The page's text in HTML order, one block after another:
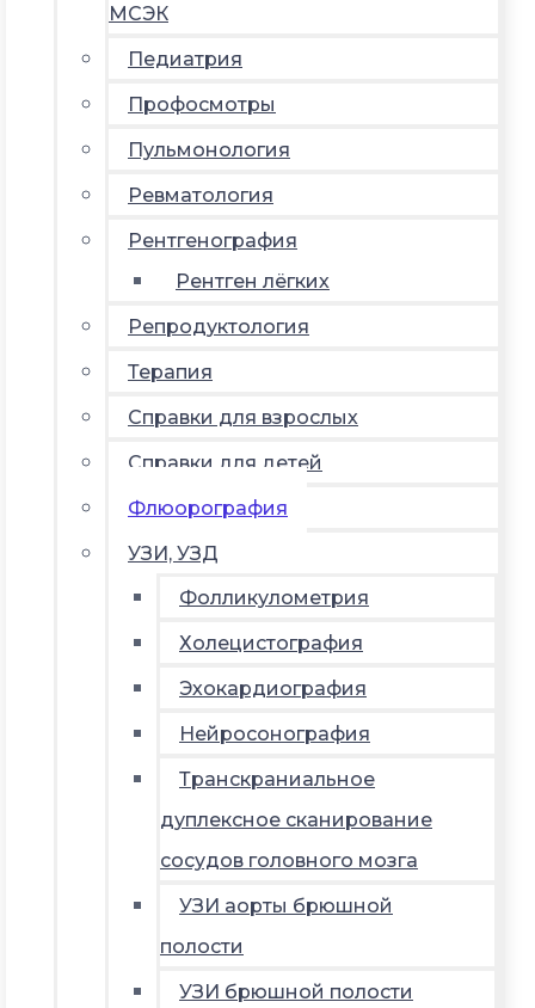
МСЭК
Педиатрия
Профосмотры
Пульмонология
Ревматология
Рентгенография
Рентген лёгких
Репродуктология
Терапия
Справки для взрослых
Справки для детей
Флюорография
УЗИ, УЗД
Фолликулометрия
Холецистография
Эхокардиография
Нейросонография
Транскраниальное
дуплексное сканирование
сосудов головного мозга
УЗИ аорты брюшной
полости
УЗИ брюшной полости